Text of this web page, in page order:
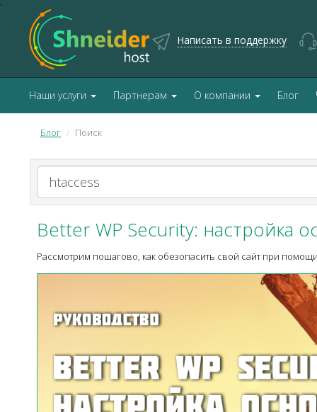
'
Написать в поддержку
Наши услуги Партнерам О компании Блог
Блог Поиск
Better WP Security: настройка
Рассмотрим пошагово, как обезопасить свой сайт при